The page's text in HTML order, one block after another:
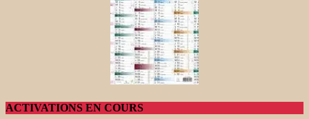
ACTIVATIONS EN COURS